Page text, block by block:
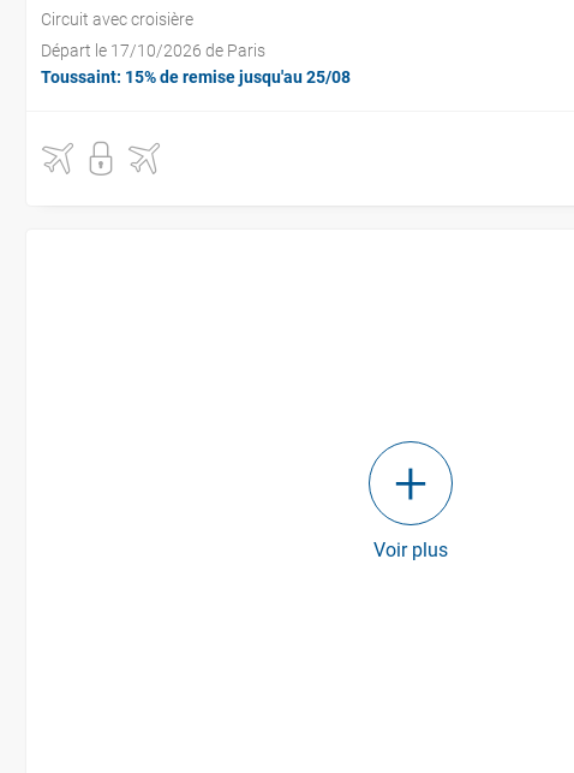
Circuit avec croisière
Départ le 17/10/2026 de Paris
Toussaint: 15% de remise jusqu'au 25/08
Voir plus